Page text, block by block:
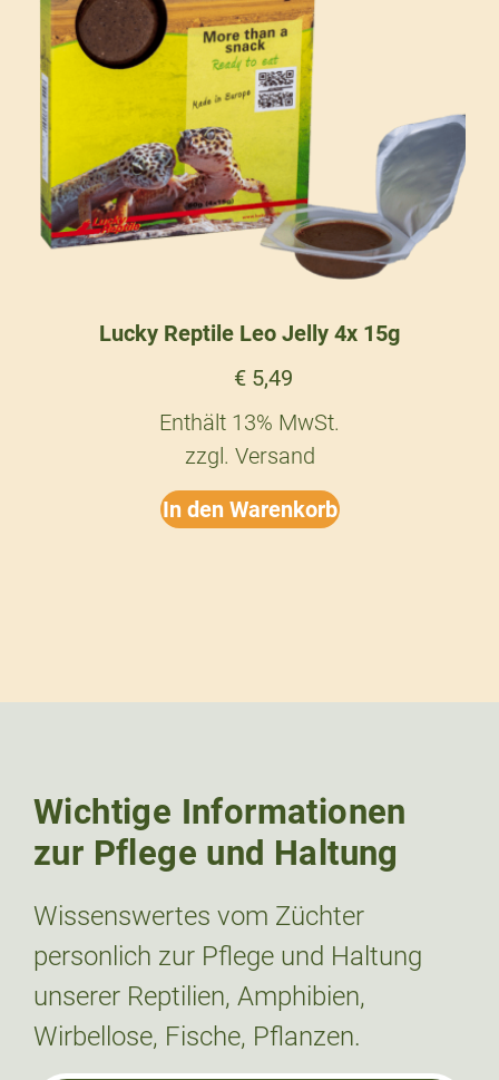
Lucky Reptile Leo Jelly 4x 15g
€ 5,49
Enthält 13% MwSt.
zzgl. Versand
In den Warenkorb
Wichtige Informationen
zur Pflege und Haltung
Wissenswertes vom Züchter
personlich zur Pflege und Haltung
unserer Reptilien, Amphibien,
Wirbellose, Fische, Pflanzen.